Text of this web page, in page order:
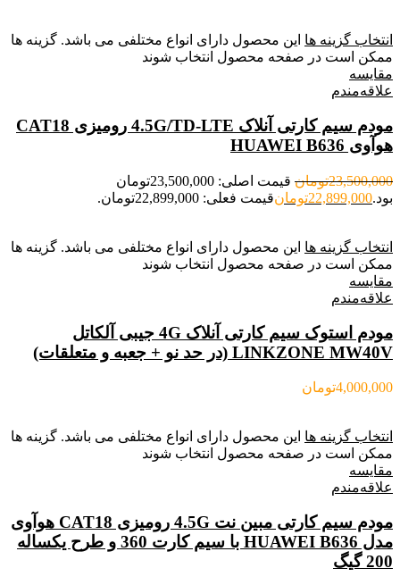
انتخاب گزینه ها این محصول دارای انواع مختلفی می باشد. گزینه ها
ممکن است در صفحه محصول انتخاب شوند
مقایسه
علاقه‌مندم
مودم سیم کارتی آنلاک 4.5G/TD-LTE رومیزی CAT18
هوآوی HUAWEI B636
23,500,000تومان
قیمت اصلی: 23,500,000تومان
بود.22,899,000تومانقیمت فعلی: 22,899,000تومان.
انتخاب گزینه ها این محصول دارای انواع مختلفی می باشد. گزینه ها
ممکن است در صفحه محصول انتخاب شوند
مقایسه
علاقه‌مندم
مودم استوک سیم کارتی آنلاک 4G جیبی آلکاتل
LINKZONE MW40V (در حد نو + جعبه و متعلقات)
4,000,000تومان
انتخاب گزینه ها این محصول دارای انواع مختلفی می باشد. گزینه ها
ممکن است در صفحه محصول انتخاب شوند
مقایسه
علاقه‌مندم
مودم سیم کارتی مبین نت 4.5G رومیزی CAT18 هوآوی
مدل HUAWEI B636 با سیم کارت 360 و طرح یکساله
200 گیگ